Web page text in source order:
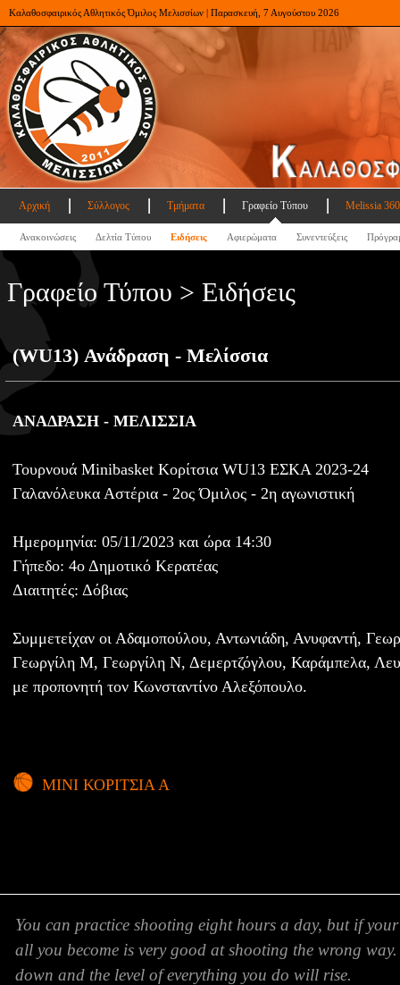
Καλαθοσφαιρικός Αθλητικός Όμιλος Μελισσίων | Παρασκευή, 7 Αυγούστου 2026
Αρχική Σύλλογος Τμήματα Γραφείο Τύπου Melissia
Ανακοινώσεις Δελτία Τύπου Ειδήσεις Αφιερώματα Συνεντεύξεις
Γραφείο Τύπου > Ειδήσεις
(WU13) Ανάδραση - Μελίσσια
ΑΝΑΔΡΑΣΗ - ΜΕΛΙΣΣΙΑ
Τουρνουά Minibasket Κορίτσια WU13 ΕΣΚΑ 2023-24
Γαλανόλευκα Αστέρια - 2ος Όμιλος - 2η αγωνιστική
Ημερομηνία: 05/11/2023 και ώρα 14:30
Γήπεδο: 4ο Δημοτικό Κερατέας
Διαιτητές: Δόβιας
Συμμετείχαν οι Αδαμοπούλου, Αντωνιάδη, Ανυφαντή,
Γεωργίλη Μ, Γεωργίλη Ν, Δεμερτζόγλου, Καράμπελα,
με προπονητή τον Κωνσταντίνο Αλεξόπουλο.
ΜΙΝΙ ΚΟΡΙΤΣΙΑ Α
You can practice shooting eight hours a day, but if
all you become is very good at shooting the wrong
down and the level of everything you do will rise.